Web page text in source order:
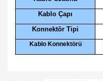
Kablo Çapı
Konnektör Tipi
Kablo Konnektörü